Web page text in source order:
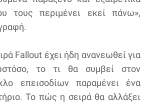
τους περιμένει εκεί πάνω»,
Fallout έχει ήδη ανανεωθεί για
το τι θα συμβεί στον
επεισοδίων παραμένει ένα
Το πώς η σειρά θα αλλάξει